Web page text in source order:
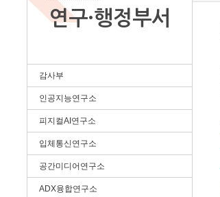
연구·행정부서
감사부
인공지능연구소
피지컬AI연구소
입체통신연구소
공간미디어연구소
ADX융합연구소